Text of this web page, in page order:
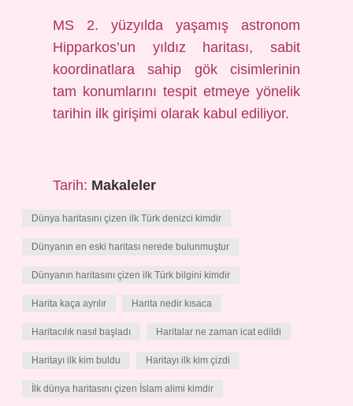
MS 2. yüzyılda yaşamış astronom
Hipparkos’un yıldız haritası, sabit
koordinatlara sahip gök cisimlerinin
tam konumlarını tespit etmeye yönelik
tarihin ilk girişimi olarak kabul ediliyor.
Tarih: Makaleler
Dünya haritasını çizen ilk Türk denizci kimdir
Dünyanın en eski haritası nerede bulunmuştur
Dünyanın haritasını çizen ilk Türk bilgini kimdir
Harita kaça ayrılır Harita nedir kısaca
Haritacılık nasıl başladı Haritalar ne zaman icat edildi
Haritayı ilk kim buldu Haritayı ilk kim çizdi
İlk dünya haritasını çizen İslam alimi kimdir